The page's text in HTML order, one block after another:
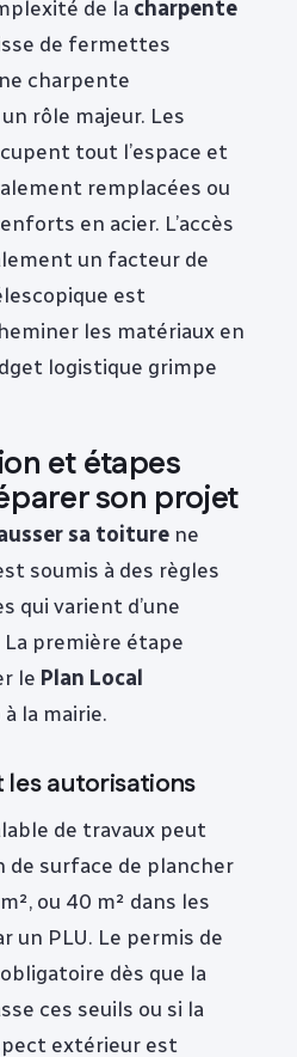
de la charpente
de fermettes
charpente
rôle majeur. Les
tout l’espace et
remplacées ou
en acier. L’accès
un facteur de
est
les matériaux en
logistique grimpe
et étapes
son projet
sa toiture ne
soumis à des règles
qui varient d’une
La première étape
le Plan Local
à la mairie.
les autorisations
de travaux peut
de surface de plancher
ou 40 m² dans les
un PLU. Le permis de
dès que la
ces seuils ou si la
extérieur est